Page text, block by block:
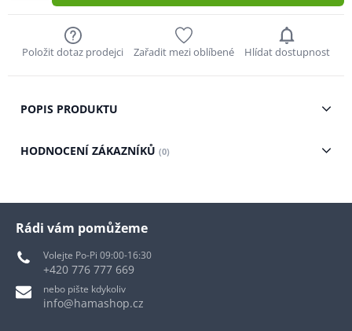
Položit dotaz prodejci Zařadit mezi oblíbené Hlídat dostupnost
POPIS PRODUKTU
HODNOCENÍ ZÁKAZNÍKŮ (0)
Rádi vám pomůžeme
Volejte Po-Pi 09:00-16:30
+420 776 777 669
nebo pište kdykoliv
info@hamashop.cz